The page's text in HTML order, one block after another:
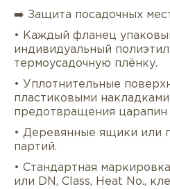
➡️ Защита посадочных
• Каждый фланец
индивидуальный
термоусадочную плёнку.
• Уплотнительные
пластиковыми
предотвращения царапин
• Деревянные ящики или
партий.
• Стандартная
или DN, Class, Heat No.,